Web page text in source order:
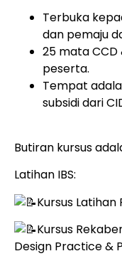
Terbuka
dan pemaju
25 mata
peserta.
Tempat
subsidi dari
Butiran kursus
Latihan IBS:
Kursus Latihan
Kursus
Design Practice &